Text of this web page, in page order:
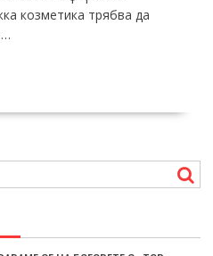
козметика трябва да